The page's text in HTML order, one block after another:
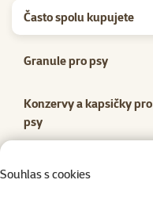
Souhlas s cookies
Často spolu kupujete
Granule pro psy
Konzervy a kapsičky pro
psy